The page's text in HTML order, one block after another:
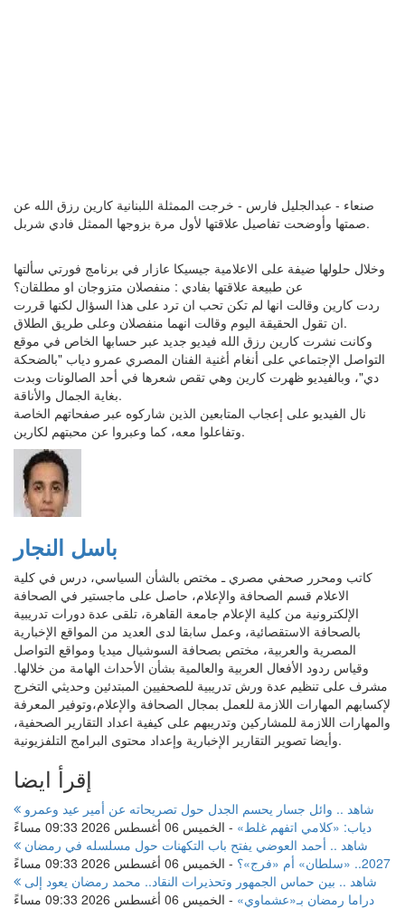
صنعاء - عبدالجليل فارس - خرجت الممثلة اللبنانية ​كارين رزق الله​ عن
صمتها وأوضحت تفاصيل علاقتها لأول مرة بزوجها الممثل ​فادي شربل​.
وخلال حلولها ضيفة على الاعلامية جيسيكا عازار في برنامج فورتي سألتها
عن طبيعة علاقتها بفادي : منفصلان متزوجان او مطلقان؟
ردت كارين وقالت انها لم تكن تحب ان ترد على هذا السؤال لكنها قررت
ان تقول الحقيقة اليوم وقالت انهما منفصلان وعلى طريق الطلاق.
وكانت نشرت كارين رزق الله فيديو جديد عبر حسابها الخاص في موقع
التواصل الإجتماعي على أنغام أغنية الفنان المصري عمرو دياب "بالضحكة
دي"، وبالفيديو ظهرت كارين وهي تقص شعرها في أحد الصالونات وبدت
بغاية الجمال والأناقة.
نال الفيديو على إعجاب المتابعين الذين شاركوه عبر صفحاتهم الخاصة
وتفاعلوا معه، كما وعبروا عن محبتهم لكارين.
باسل النجار
كاتب ومحرر صحفي مصري ـ مختص بالشأن السياسي، درس في كلية
الاعلام قسم الصحافة والإعلام، حاصل على ماجستير في الصحافة
الإلكترونية من كلية الإعلام جامعة القاهرة، تلقى عدة دورات تدريبية
بالصحافة الاستقصائية، وعمل سابقا لدى العديد من المواقع الإخبارية
المصرية والعربية، مختص بصحافة السوشيال ميديا ومواقع التواصل
وقياس ردود الأفعال العربية والعالمية بشأن الأحداث الهامة من خلالها.
مشرف على تنظيم عدة ورش تدريبية للصحفيين المبتدئين وحديثي التخرج
لإكسابهم المهارات اللازمة للعمل بمجال الصحافة والإعلام،وتوفير المعرفة
والمهارات اللازمة للمشاركين وتدريبهم على كيفية اعداد التقارير الصحفية،
وأيضا تصوير التقارير الإخبارية وإعداد محتوى البرامج التلفزيونية.
إقرأ ايضا
دياب: «كلامي اتفهم غلط» - الخميس 06 أغسطس 2026 09:33 مساءً
2027.. «سلطان» أم «فرج»؟
- الخميس 06 أغسطس 2026 09:33 مساءً
دراما رمضان بـ«عشماوي» - الخميس 06 أغسطس 2026 09:33 مساءً